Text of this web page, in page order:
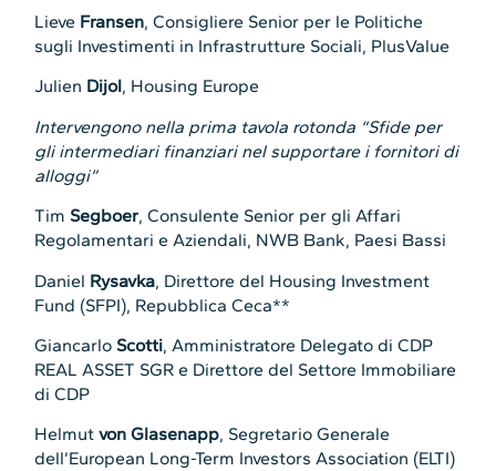
Lieve Fransen, Consigliere Senior per le Politiche
sugli Investimenti in Infrastrutture Sociali, PlusValue
Julien Dijol, Housing Europe
Intervengono nella prima tavola rotonda “Sfide per
gli intermediari finanziari nel supportare i fornitori di
alloggi”
Tim Segboer, Consulente Senior per gli Affari
Regolamentari e Aziendali, NWB Bank, Paesi Bassi
Daniel Rysavka, Direttore del Housing Investment
Fund (SFPI), Repubblica Ceca**
Giancarlo Scotti, Amministratore Delegato di CDP
REAL ASSET SGR e Direttore del Settore Immobiliare
di CDP
Helmutvon Glasenapp, Segretario Generale
dell’European Long-Term Investors Association (ELTI)